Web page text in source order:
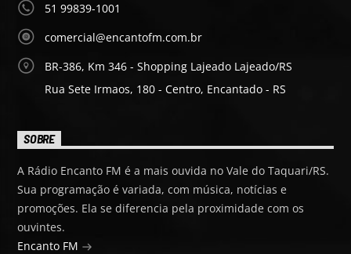
51 99839-1001
comercial@encantofm.com.br
BR-386, Km 346 - Shopping Lajeado Lajeado/RS
Rua Sete Irmaos, 180 - Centro, Encantado - RS
SOBRE
A Rádio Encanto FM é a mais ouvida no Vale do Taquari/RS.
Sua programação é variada, com música, notícias e
promoções. Ela se diferencia pela proximidade com os
ouvintes.
Encanto FM